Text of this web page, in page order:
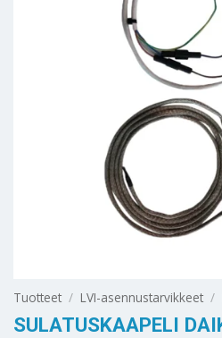
Tuotteet / LVI-asennustarvikkeet /
SULATUSKAAPELI